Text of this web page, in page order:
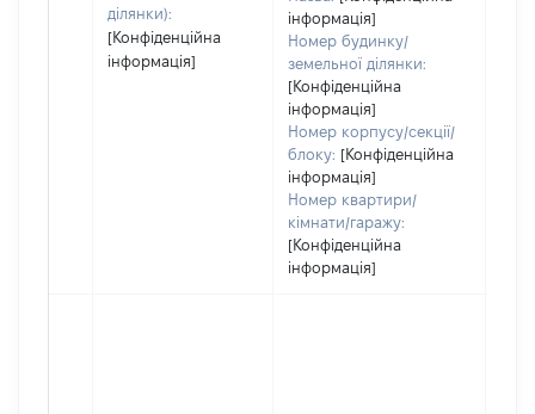
ділянки):
[Конфіденційна
інформація]
інформація]
Номер будинку/
земельної ділянки:
[Конфіденційна
інформація]
Номер корпусу/секції/
блоку: [Конфіденційна
інформація]
Номер квартири/
кімнати/гаражу:
[Конфіденційна
інформація]